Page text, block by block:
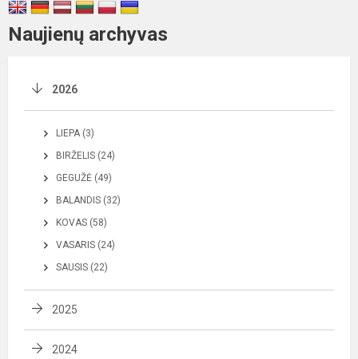
Naujienų archyvas
2026
LIEPA (3)
BIRŽELIS (24)
GEGUŽĖ (49)
BALANDIS (32)
KOVAS (58)
VASARIS (24)
SAUSIS (22)
2025
2024